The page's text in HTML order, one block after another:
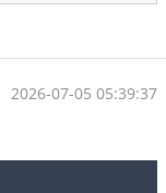
2026-07-05 05:39:37